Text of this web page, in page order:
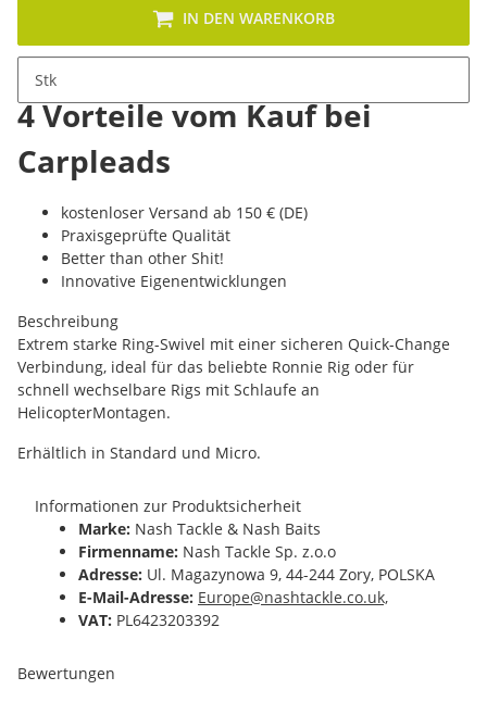
Stk
IN DEN WARENKORB
4 Vorteile vom Kauf bei
Carpleads
kostenloser Versand ab 150 € (DE)
Praxisgeprüfte Qualität
Better than other Shit!
Innovative Eigenentwicklungen
Beschreibung
Extrem starke Ring-Swivel mit einer sicheren Quick-Change
Verbindung, ideal für das beliebte Ronnie Rig oder für
schnell wechselbare Rigs mit Schlaufe an
HelicopterMontagen.
Erhältlich in Standard und Micro.
Informationen zur Produktsicherheit
Marke: Nash Tackle & Nash Baits
Firmenname: Nash Tackle Sp. z.o.o
Adresse: Ul. Magazynowa 9, 44-244 Zory, POLSKA
E-Mail-Adresse: Europe@nashtackle.co.uk,
VAT: PL6423203392
Bewertungen